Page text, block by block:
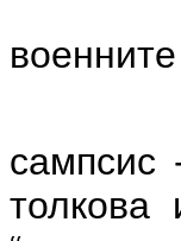
сампсис
толкова